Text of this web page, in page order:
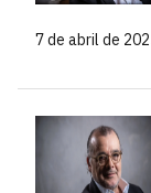
7 de abril de